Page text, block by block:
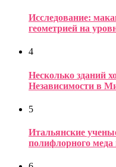
Исследование:
геометрией на
4
Несколько зданий
Независимости в
5
Итальянские
полифлорного